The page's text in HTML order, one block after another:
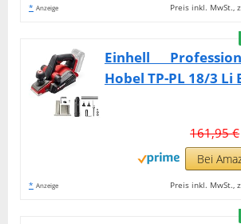
* Anzeige Preis inkl. MwSt.,
Einhell
Hobel TP-PL 18/3 Li
161,95 €
Bei
* Anzeige Preis inkl. MwSt.,